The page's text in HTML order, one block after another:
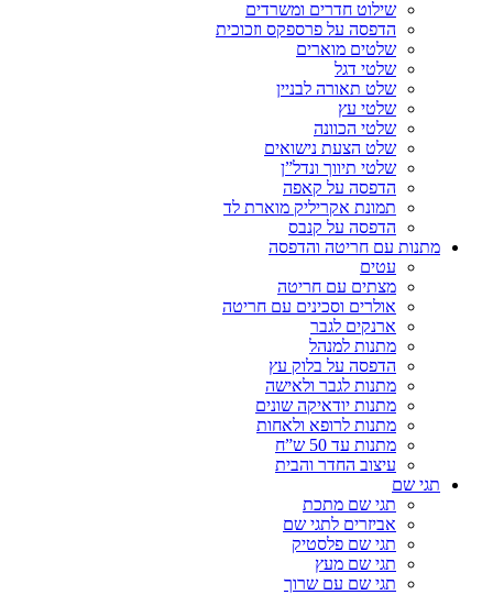
שילוט חדרים ומשרדים
הדפסה על פרספקס וזכוכית
שלטים מוארים
שלטי דגל
שלט תאורה לבניין
שלטי עץ
שלטי הכוונה
שלט הצעת נישואים
שלטי תיווך ונדל”ן
הדפסה על קאפה
תמונת אקריליק מוארת לד
הדפסה על קנבס
מתנות עם חריטה והדפסה
עטים
מצתים עם חריטה
אולרים וסכינים עם חריטה
ארנקים לגבר
מתנות למנהל
הדפסה על בלוק עץ
מתנות לגבר ולאישה
מתנות יודאיקה שונים
מתנות לרופא ולאחות
מתנות עד 50 ש”ח
עיצוב החדר והבית
תגי שם
תגי שם מתכת
אביזרים לתגי שם
תגי שם פלסטיק
תגי שם מעץ
תגי שם עם שרוך